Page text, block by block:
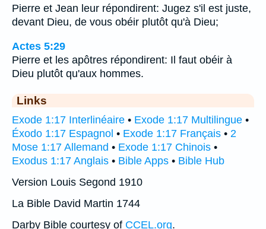
Pierre et Jean leur répondirent: Jugez s'il est juste,
devant Dieu, de vous obéir plutôt qu'à Dieu;
Actes 5:29
Pierre et les apôtres répondirent: Il faut obéir à
Dieu plutôt qu'aux hommes.
Links
Exode 1:17 Interlinéaire • Exode 1:17 Multilingue •
Éxodo 1:17 Espagnol • Exode 1:17 Français • 2
Mose 1:17 Allemand • Exode 1:17 Chinois •
Exodus 1:17 Anglais • Bible Apps • Bible Hub
Version Louis Segond 1910
La Bible David Martin 1744
Darby Bible courtesy of CCEL.org.